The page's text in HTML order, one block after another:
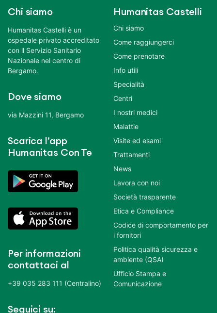
Chi siamo
Humanitas Castelli è un
ospedale privato accreditato
con il Servizio Sanitario
Nazionale nel centro di
Bergamo.
Dove siamo
via Mazzini 11, Bergamo
Scarica l’app
Humanitas Con Te
Per informazioni
contattaci al
+39 035 283 111 (Centralino)
Seguici su:
Humanitas Castelli
Chi siamo
Come raggiungerci
Come prenotare
Info utili
Specialità
Centri
I nostri medici
Malattie
Visite ed esami
Trattamenti
News
Lavora con noi
Società trasparente
Etica e Compliance
Codice di comportamento per
i fornitori
Politica qualità sicurezza e
ambiente (QSA)
Ufficio Stampa e
Comunicazione